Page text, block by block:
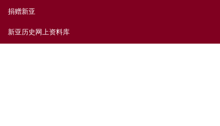
捐赠新亚
新亚历史网上资料库